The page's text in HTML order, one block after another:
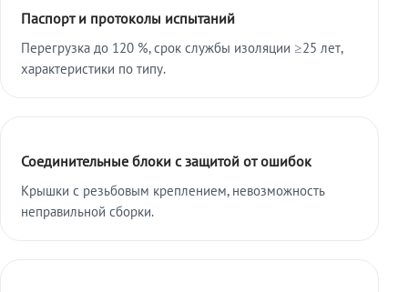
Паспорт и протоколы испытаний
Перегрузка до 120 %, срок службы изоляции ≥25 лет,
характеристики по типу.
Соединительные блоки с защитой от ошибок
Крышки с резьбовым креплением, невозможность
неправильной сборки.